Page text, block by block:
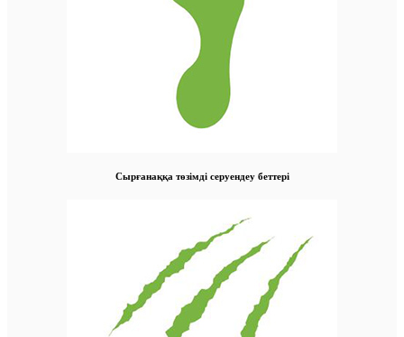
Сырғанаққа төзімді серуендеу беттері